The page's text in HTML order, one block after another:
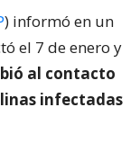
) informó en un
el 7 de enero y
al contacto
infectadas